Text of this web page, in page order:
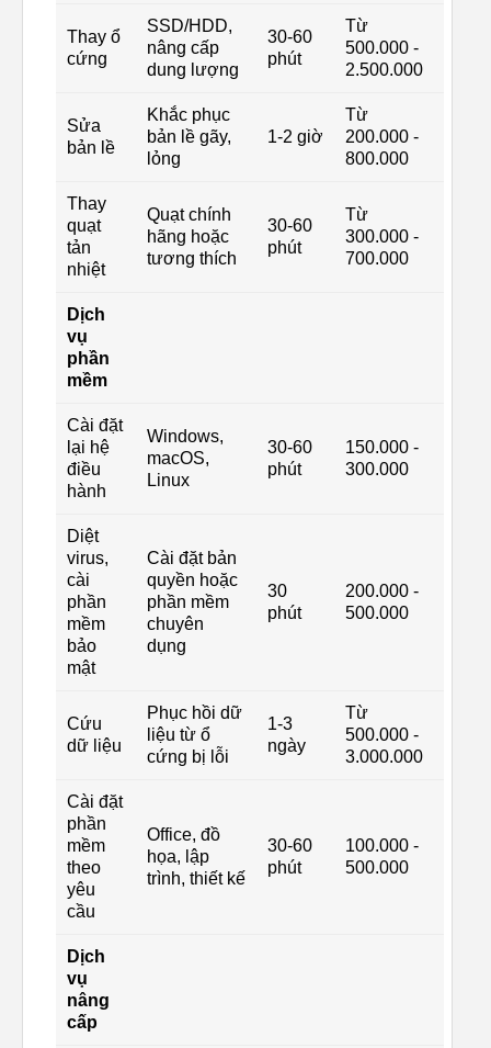
Thay ổ
cứng
SSD/HDD,
nâng cấp
dung lượng
30-60
phút
Từ
500.000 -
2.500.000
Sửa
bản lề
Khắc phục
bản lề gãy,
lỏng
1-2 giờ
Từ
200.000 -
800.000
Thay
quạt
tản
nhiệt
Quạt chính
hãng hoặc
tương thích
30-60
phút
Từ
300.000 -
700.000
Dịch
vụ
phần
mềm
Cài đặt
lại hệ
điều
hành
Windows,
macOS,
Linux
30-60
phút
150.000 -
300.000
Diệt
virus,
cài
phần
mềm
bảo
mật
Cài đặt bản
quyền hoặc
phần mềm
chuyên
dụng
30
phút
200.000 -
500.000
Cứu
dữ liệu
Phục hồi dữ
liệu từ ổ
cứng bị lỗi
1-3
ngày
Từ
500.000 -
3.000.000
Cài đặt
phần
mềm
theo
yêu
cầu
Office, đồ
họa, lập
trình, thiết kế
30-60
phút
100.000 -
500.000
Dịch
vụ
nâng
cấp